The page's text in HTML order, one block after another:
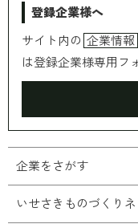
企業をさがす
いせさきものづくり
登録企業様へ
サイト内の 企業情報
は登録企業様専用フ